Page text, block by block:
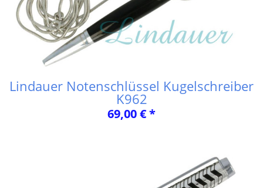
Lindauer Notenschlüssel Kugelschreiber
K962
69,00 € *